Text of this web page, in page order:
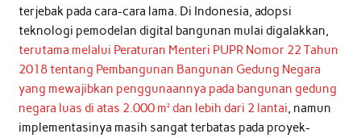
terjebak pada cara-cara lama. Di Indonesia, adopsi
teknologi pemodelan digital bangunan mulai digalakkan,
terutama melalui Peraturan Menteri PUPR Nomor 22 Tahun
2018 tentang Pembangunan Bangunan Gedung Negara
yang mewajibkan penggunaannya pada bangunan gedung
negara luas di atas 2.000 m² dan lebih dari 2 lantai, namun
implementasinya masih sangat terbatas pada proyek-